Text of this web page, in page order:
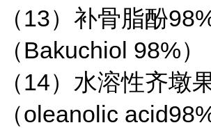
（13）补骨脂酚
（Bakuchiol 98%）
（14）水溶性齐墩
（oleanolic acid98%